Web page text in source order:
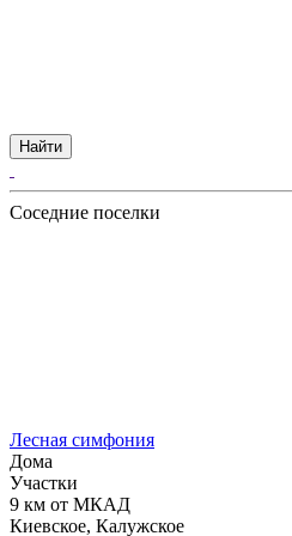
Найти
Соседние поселки
Лесная симфония
Дома
Участки
9 км от МКАД
Киевское, Калужское